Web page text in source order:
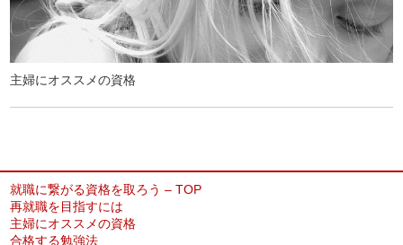
主婦にオススメの資格
就職に繋がる資格を取ろう – TOP
再就職を目指すには
主婦にオススメの資格
合格する勉強法